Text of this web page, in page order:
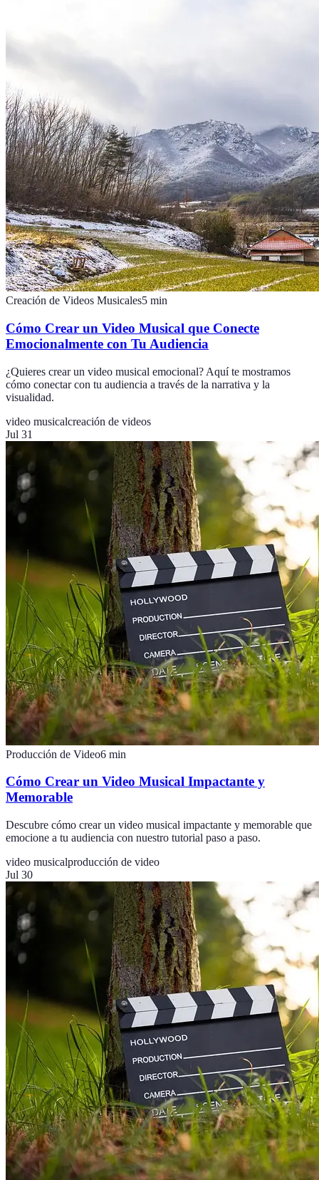
Creación de Videos Musicales5 min
Cómo Crear un Video Musical que Conecte
Emocionalmente con Tu Audiencia
¿Quieres crear un video musical emocional? Aquí te mostramos
cómo conectar con tu audiencia a través de la narrativa y la
visualidad.
video musicalcreación de videos
Jul 31
Producción de Video6 min
Cómo Crear un Video Musical Impactante y
Memorable
Descubre cómo crear un video musical impactante y memorable que
emocione a tu audiencia con nuestro tutorial paso a paso.
video musicalproducción de video
Jul 30